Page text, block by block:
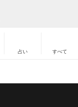
占い すべて